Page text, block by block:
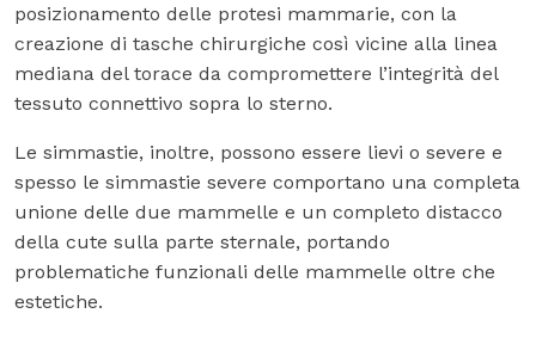
posizionamento delle protesi mammarie, con la
creazione di tasche chirurgiche così vicine alla linea
mediana del torace da compromettere l’integrità del
tessuto connettivo sopra lo sterno.
Le simmastie, inoltre, possono essere lievi o severe e
spesso le simmastie severe comportano una completa
unione delle due mammelle e un completo distacco
della cute sulla parte sternale, portando
problematiche funzionali delle mammelle oltre che
estetiche.